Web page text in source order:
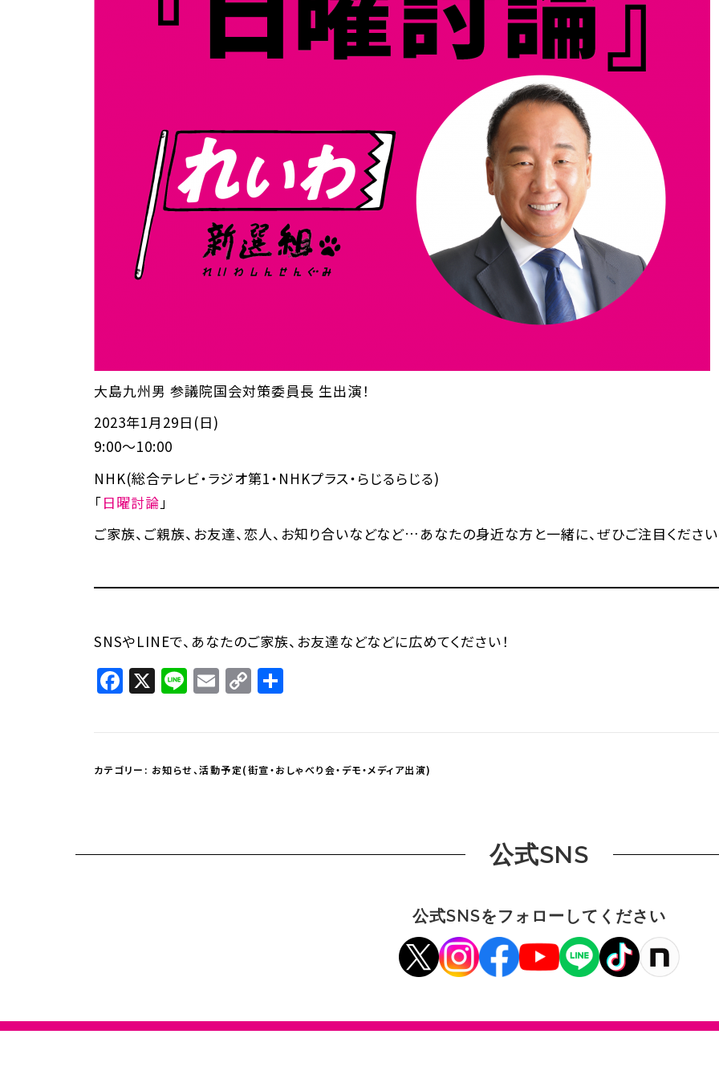
大島九州男 参議院国会対策委員長 生出演！
2023年1月29日(日)
9:00～10:00
NHK(総合テレビ・ラジオ第1・NHKプラス・らじるらじる)
「日曜討論 」
ご家族、ご親族、お友達、恋人、お知り合いなどなど…あなたの身近な方と一緒に、ぜひご注目ください
SNSやLINEで、あなたのご家族、お友達などなどに広めてください！
Facebook
X LineEmail
Copy
Link
カテゴリー: お知らせ、活動予定(街宣・おしゃべり会・デモ・メディア出演)
公式SNS
公式SNSをフォローしてください